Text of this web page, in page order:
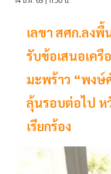
เลขา สศก.ลง
รับข้อเสนอเครื
มะพร้าว “พงษ์
ลุ้นรอบต่อไป ห
เรียกร้อง